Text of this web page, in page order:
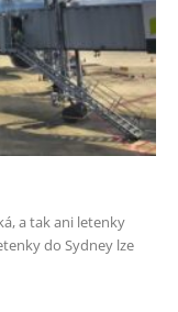
a tak ani letenky
do Sydney lze